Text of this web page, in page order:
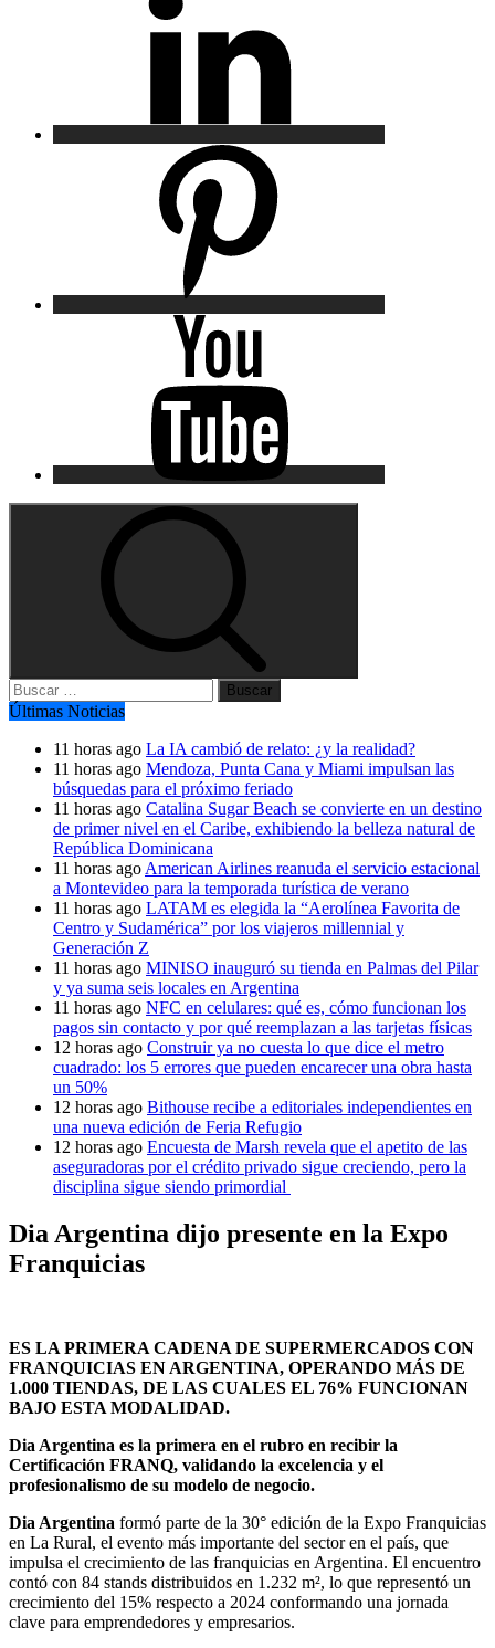
Buscar:
Últimas Noticias
11 horas ago La IA cambió de relato: ¿y la realidad?
11 horas ago Mendoza, Punta Cana y Miami impulsan las
búsquedas para el próximo feriado
11 horas ago Catalina Sugar Beach se convierte en un destino
de primer nivel en el Caribe, exhibiendo la belleza natural de
República Dominicana
11 horas ago American Airlines reanuda el servicio estacional
a Montevideo para la temporada turística de verano
11 horas ago LATAM es elegida la “Aerolínea Favorita de
Centro y Sudamérica” por los viajeros millennial y
Generación Z
11 horas ago MINISO inauguró su tienda en Palmas del Pilar
y ya suma seis locales en Argentina
11 horas ago NFC en celulares: qué es, cómo funcionan los
pagos sin contacto y por qué reemplazan a las tarjetas físicas
12 horas ago Construir ya no cuesta lo que dice el metro
cuadrado: los 5 errores que pueden encarecer una obra hasta
un 50%
12 horas ago Bithouse recibe a editoriales independientes en
una nueva edición de Feria Refugio
12 horas ago Encuesta de Marsh revela que el apetito de las
aseguradoras por el crédito privado sigue creciendo, pero la
disciplina sigue siendo primordial
Dia Argentina dijo presente en la Expo
Franquicias
ES LA PRIMERA CADENA DE SUPERMERCADOS CON
FRANQUICIAS EN ARGENTINA, OPERANDO MÁS DE
1.000 TIENDAS, DE LAS CUALES EL 76% FUNCIONAN
BAJO ESTA MODALIDAD.
Dia Argentina es la primera en el rubro en recibir la
Certificación FRANQ, validando la excelencia y el
profesionalismo de su modelo de negocio.
Dia Argentina formó parte de la 30° edición de la Expo Franquicias
en La Rural, el evento más importante del sector en el país, que
impulsa el crecimiento de las franquicias en Argentina. El encuentro
contó con 84 stands distribuidos en 1.232 m², lo que representó un
crecimiento del 15% respecto a 2024 conformando una jornada
clave para emprendedores y empresarios.